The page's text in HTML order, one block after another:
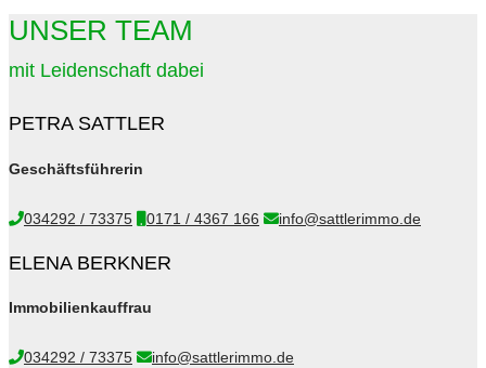
UNSER TEAM
mit Leidenschaft dabei
PETRA SATTLER
Geschäftsführerin
034292 / 73375 0171 / 4367 166 info@sattlerimmo.de
ELENA BERKNER
Immobilienkauffrau
034292 / 73375 info@sattlerimmo.de